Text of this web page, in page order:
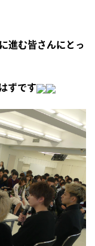
進む皆さんにとっ
ずです